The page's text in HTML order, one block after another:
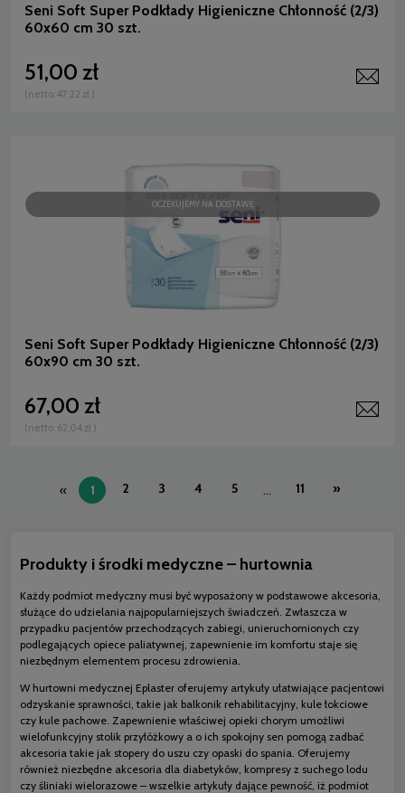
Seni Soft Super Podkłady Higieniczne Chłonność (2/3)
60x60 cm 30 szt.
51,00 zł
(netto: 47,22 zł )
Seni Soft Super Podkłady Higieniczne Chłonność (2/3)
60x90 cm 30 szt.
67,00 zł
(netto: 62,04 zł )
OCZEKUJEMY NA DOSTAWĘ
« 1 2 3 4 5 ... 11 »
Produkty i środki medyczne – hurtownia
Każdy podmiot medyczny musi być wyposażony w podstawowe akcesoria,
służące do udzielania najpopularniejszych świadczeń. Zwłaszcza w
przypadku pacjentów przechodzących zabiegi, unieruchomionych czy
podlegających opiece paliatywnej, zapewnienie im komfortu staje się
niezbędnym elementem procesu zdrowienia.
W hurtowni medycznej Eplaster oferujemy artykuły ułatwiające pacjentowi
odzyskanie sprawności, takie jak balkonik rehabilitacyjny, kule łokciowe
czy kule pachowe. Zapewnienie właściwej opieki chorym umożliwi
wielofunkcyjny stolik przyłóżkowy a o ich spokojny sen pomogą zadbać
akcesoria takie jak stopery do uszu czy opaski do spania. Oferujemy
również niezbędne akcesoria dla diabetyków, kompresy z suchego lodu
czy śliniaki wielorazowe – wszelkie artykuły dające pewność, iż podmiot